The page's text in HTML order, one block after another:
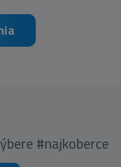
#najkoberce